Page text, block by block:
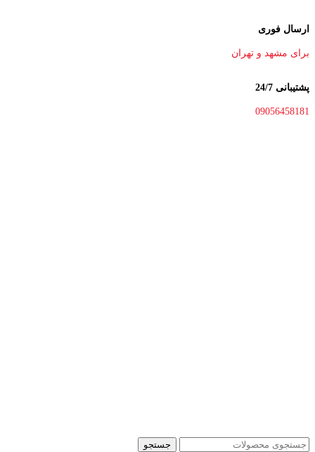
ارسال فوری
برای مشهد و تهران
پشتیبانی 24/7
09056458181
جستجو